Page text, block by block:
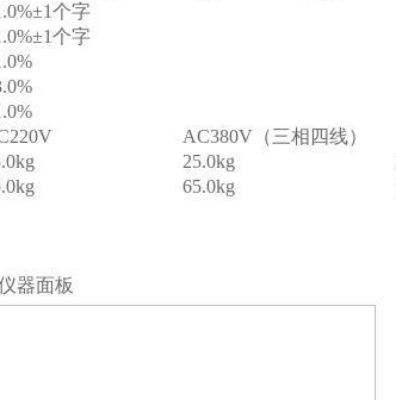
±1个字
±1个字
AC380V （三相四线）
25.0kg
65.0kg
器面板